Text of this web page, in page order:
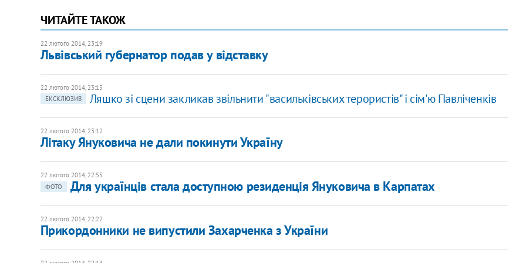
ЧИТАЙТЕ ТАКОЖ
22 лютого 2014, 23:19
Львівський губернатор подав у відставку
22 лютого 2014, 23:15
ЕКСКЛЮЗИВ
Ляшко зі сцени закликав звільнити "васильківських терористів" і сім'ю Павліченків
22 лютого 2014, 23:12
Літаку Януковича не дали покинути Україну
22 лютого 2014, 22:55
ФОТО
Для українців стала доступною резиденція Януковича в Карпатах
22 лютого 2014, 22:22
Прикордонники не випустили Захарченка з України